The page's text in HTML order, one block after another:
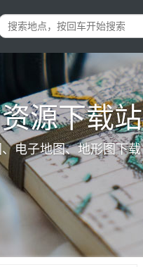
源下载站
电子地图、地形图下载